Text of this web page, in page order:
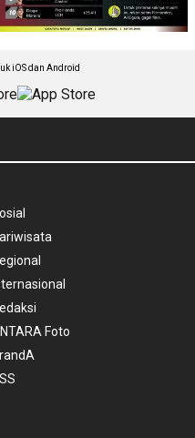
iOS dan Android
Foto